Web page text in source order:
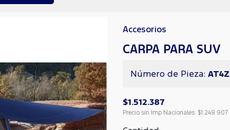
Accesorios
CARPA PARA SUV
Número de Pieza:
$1.512.387
Precio sin Imp Nacionales: $1.249.907